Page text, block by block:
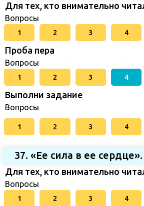
Для тех, кто внимательно
Вопросы
1 2 3 4
Проба пера
Вопросы
1 2 3 4
Выполни задание
Вопросы
1 2 3 4
37. «Ее сила в ее
Для тех, кто внимательно
Вопросы
1 2 3 4